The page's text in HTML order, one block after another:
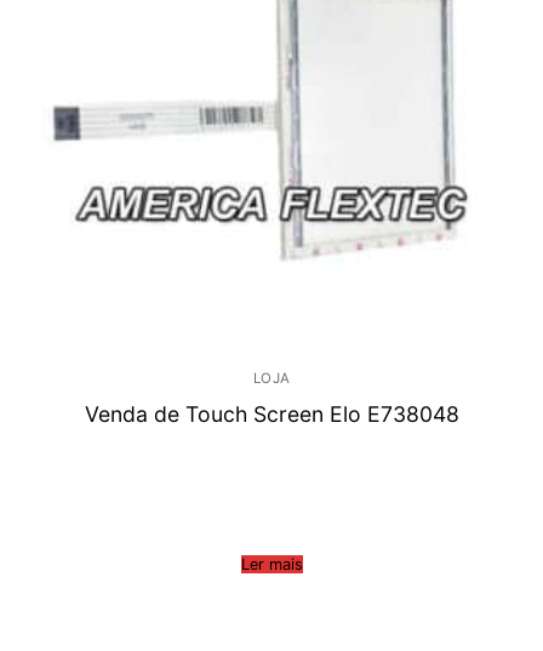
LOJA
Venda de Touch Screen Elo E738048
Ler mais